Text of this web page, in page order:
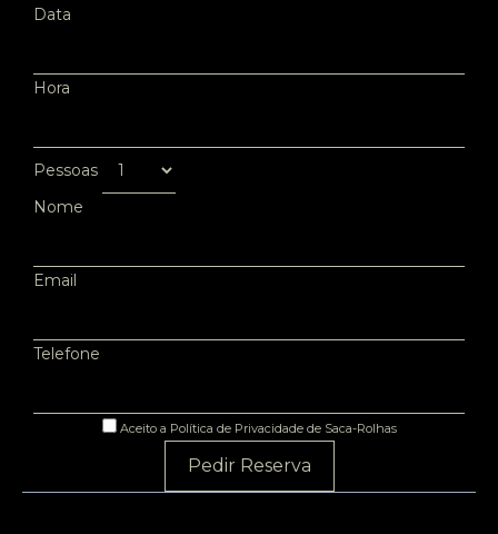
Data
Hora
Pessoas
Nome
Email
Telefone
Aceito a Política de Privacidade de Saca-Rolhas
Pedir Reserva